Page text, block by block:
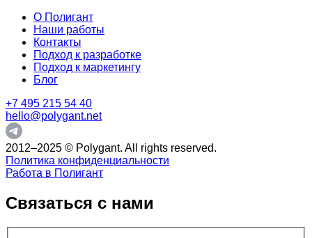
О Полигант
Наши работы
Контакты
Подход к разработке
Подход к маркетингу
Блог
+7 495 215 54 40
hello@polygant.net
2012–2025 © Polygant. All rights reserved.
Политика конфиденциальности
Работа в Полигант
Связаться с нами